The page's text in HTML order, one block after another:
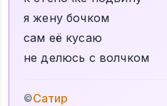
я жену бочком
сам её кусаю
не делюсь с волчком
©Сатир